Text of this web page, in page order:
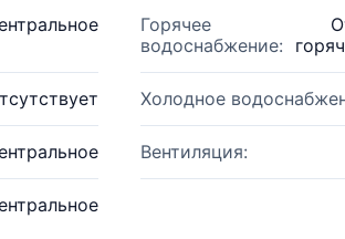
Горячее
водоснабжение:
Холодное
Вентиляция: